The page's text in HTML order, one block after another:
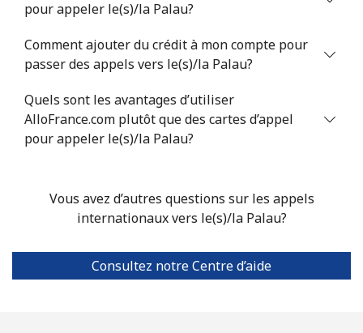
Mobile ⁦1.9¢⁩
263 min pour
⁦$5⁩
Portugal
Ligne fixe ⁦1.5¢⁩
Mobile ⁦3.5¢⁩
142 min pour
⁦$5⁩
Puerto Rico
pour appeler le(s)/la Palau?
Comment ajouter du crédit à mon compte pour
passer des appels vers le(s)/la Palau?
Quels sont les avantages d’utiliser
AlloFrance.com plutôt que des cartes d’appel
pour appeler le(s)/la Palau?
Vous avez d’autres questions sur les appels
internationaux vers le(s)/la Palau?
Consultez notre Centre d’aide